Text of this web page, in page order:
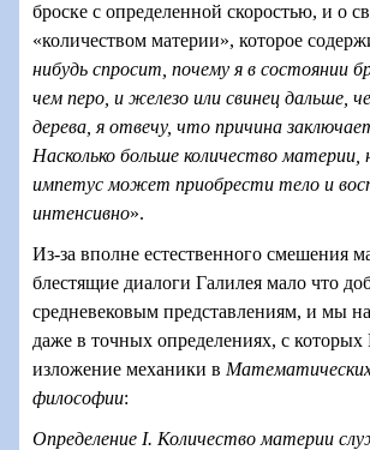
броске с определенной скоростью, и о
«количеством материи», которое
нибудь спросит, почему я в состоянии
чем перо, и железо или свинец дальше,
дерева, я отвечу, что причина
Насколько больше количество материи,
импетус может приобрести тело и
интенсивно».
Из-за вполне естественного смешения
блестящие диалоги Галилея мало что
средневековым представлениям, и мы
даже в точных определениях, с
изложение механики в
философии:
Определение I. Количество материи